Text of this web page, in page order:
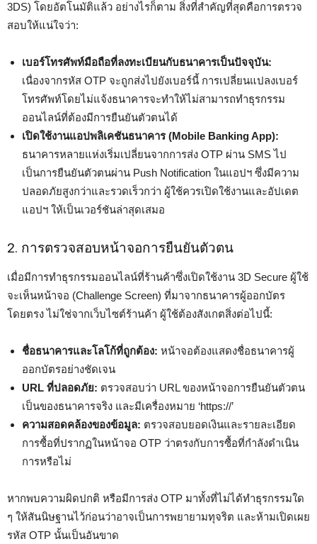
3DS) โดยอัตโนมัติแล้ว อย่างไรก็ตาม สิ่งที่สำคัญที่สุดคือการตรวจ
สอบให้แน่ใจว่า:
เบอร์โทรศัพท์มือถือที่ลงทะเบียนกับธนาคารเป็นปัจจุบัน:
เนื่องจากรหัส OTP จะถูกส่งไปยังเบอร์นี้ การเปลี่ยนแปลงเบอร์
โทรศัพท์โดยไม่แจ้งธนาคารจะทำให้ไม่สามารถทำธุรกรรม
ออนไลน์ที่ต้องมีการยืนยันตัวตนได้
เปิดใช้งานแอปพลิเคชันธนาคาร (Mobile Banking App):
ธนาคารหลายแห่งเริ่มเปลี่ยนจากการส่ง OTP ผ่าน SMS ไป
เป็นการยืนยันตัวตนผ่าน Push Notification ในแอปฯ ซึ่งมีความ
ปลอดภัยสูงกว่าและรวดเร็วกว่า ผู้ใช้ควรเปิดใช้งานและอัปเดต
แอปฯ ให้เป็นเวอร์ชันล่าสุดเสมอ
2. การตรวจสอบหน้าจอการยืนยันตัวตน
เมื่อมีการทำธุรกรรมออนไลน์ที่ร้านค้าซึ่งเปิดใช้งาน 3D Secure ผู้ใช้
จะเห็นหน้าจอ (Challenge Screen) ที่มาจากธนาคารผู้ออกบัตร
โดยตรง ไม่ใช่จากเว็บไซต์ร้านค้า ผู้ใช้ต้องสังเกตสิ่งต่อไปนี้:
ชื่อธนาคารและโลโก้ที่ถูกต้อง: หน้าจอต้องแสดงชื่อธนาคารผู้
ออกบัตรอย่างชัดเจน
URL ที่ปลอดภัย: ตรวจสอบว่า URL ของหน้าจอการยืนยันตัวตน
เป็นของธนาคารจริง และมีเครื่องหมาย ‘https://’
ความสอดคล้องของข้อมูล: ตรวจสอบยอดเงินและรายละเอียด
การซื้อที่ปรากฏในหน้าจอ OTP ว่าตรงกับการซื้อที่กำลังดำเนิน
การหรือไม่
หากพบความผิดปกติ หรือมีการส่ง OTP มาทั้งที่ไม่ได้ทำธุรกรรมใด
ๆ ให้สันนิษฐานไว้ก่อนว่าอาจเป็นการพยายามทุจริต และห้ามเปิดเผย
รหัส OTP นั้นเป็นอันขาด